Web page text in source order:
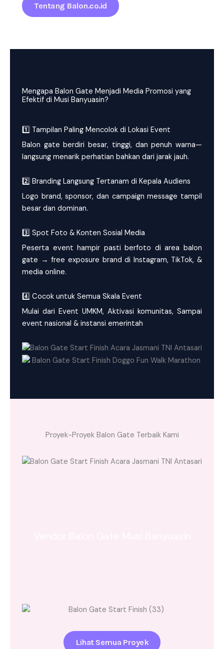
Tentang Balon.co.id
Mengapa Balon Gate Menjadi Media Promosi yang
Efektif di Musi Banyuasin?
1️⃣ Tampilan Paling Mencolok di Lokasi Event
Balon gate berdiri besar, tinggi, dan penuh warna—
langsung menarik perhatian bahkan dari jarak jauh.
2️⃣ Branding Langsung Tertanam di Kepala Audiens
Logo brand, sponsor, dan campaign message tampil
besar dan dominan.
3️⃣ Spot Foto & Konten Sosial Media
Peserta event hampir pasti berfoto di area balon
gate → free exposure brand di Instagram, TikTok, &
media online.
4️⃣ Cocok untuk Semua Skala Event
Mulai dari Event UMKM, Aktivasi komunitas, Sampai
event nasional & instansi emerintah
Proyek-Proyek Balon Gate Terbaik Kami
Lihat Semua Proyek